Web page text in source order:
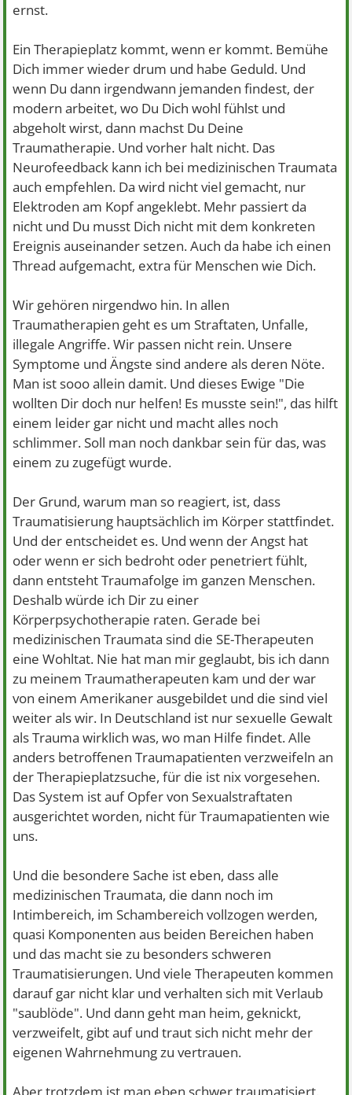
ernst.
Ein Therapieplatz kommt, wenn er kommt. Bemühe
Dich immer wieder drum und habe Geduld. Und
wenn Du dann irgendwann jemanden findest, der
modern arbeitet, wo Du Dich wohl fühlst und
abgeholt wirst, dann machst Du Deine
Traumatherapie. Und vorher halt nicht. Das
Neurofeedback kann ich bei medizinischen Traumata
auch empfehlen. Da wird nicht viel gemacht, nur
Elektroden am Kopf angeklebt. Mehr passiert da
nicht und Du musst Dich nicht mit dem konkreten
Ereignis auseinander setzen. Auch da habe ich einen
Thread aufgemacht, extra für Menschen wie Dich.
Wir gehören nirgendwo hin. In allen
Traumatherapien geht es um Straftaten, Unfalle,
illegale Angriffe. Wir passen nicht rein. Unsere
Symptome und Ängste sind andere als deren Nöte.
Man ist sooo allein damit. Und dieses Ewige "Die
wollten Dir doch nur helfen! Es musste sein!", das hilft
einem leider gar nicht und macht alles noch
schlimmer. Soll man noch dankbar sein für das, was
einem zu zugefügt wurde.
Der Grund, warum man so reagiert, ist, dass
Traumatisierung hauptsächlich im Körper stattfindet.
Und der entscheidet es. Und wenn der Angst hat
oder wenn er sich bedroht oder penetriert fühlt,
dann entsteht Traumafolge im ganzen Menschen.
Deshalb würde ich Dir zu einer
Körperpsychotherapie raten. Gerade bei
medizinischen Traumata sind die SE-Therapeuten
eine Wohltat. Nie hat man mir geglaubt, bis ich dann
zu meinem Traumatherapeuten kam und der war
von einem Amerikaner ausgebildet und die sind viel
weiter als wir. In Deutschland ist nur sexuelle Gewalt
als Trauma wirklich was, wo man Hilfe findet. Alle
anders betroffenen Traumapatienten verzweifeln an
der Therapieplatzsuche, für die ist nix vorgesehen.
Das System ist auf Opfer von Sexualstraftaten
ausgerichtet worden, nicht für Traumapatienten wie
uns.
Und die besondere Sache ist eben, dass alle
medizinischen Traumata, die dann noch im
Intimbereich, im Schambereich vollzogen werden,
quasi Komponenten aus beiden Bereichen haben
und das macht sie zu besonders schweren
Traumatisierungen. Und viele Therapeuten kommen
darauf gar nicht klar und verhalten sich mit Verlaub
"saublöde". Und dann geht man heim, geknickt,
verzweifelt, gibt auf und traut sich nicht mehr der
eigenen Wahrnehmung zu vertrauen.